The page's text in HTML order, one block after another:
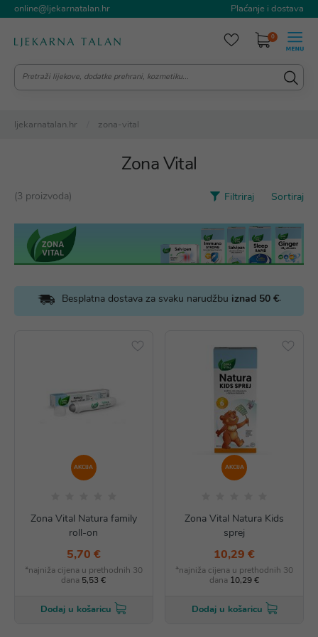
online@ljekarnatalan.hr Plaćanje i dostava
0
ljekarnatalan.hr zona-vital
Zona Vital
(3 proizvoda) Filtriraj Sortiraj
Besplatna dostava za svaku narudžbu iznad 50 €.
AKCIJA
Zona Vital Natura family
roll-on
5,70 €
*najniža cijena u prethodnih 30
dana 5,53 €
Dodaj u košaricu
AKCIJA
Zona Vital Natura Kids
sprej
10,29 €
*najniža cijena u prethodnih 30
dana 10,29 €
Dodaj u košaricu